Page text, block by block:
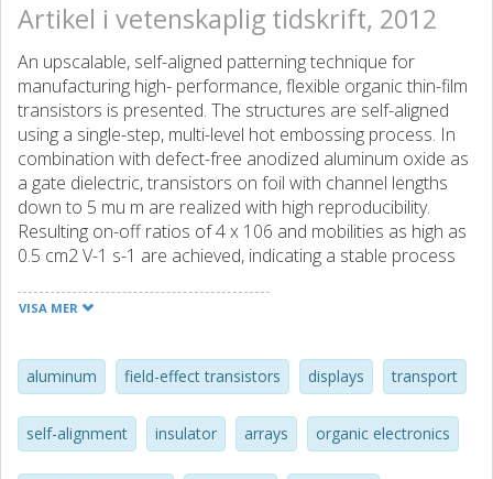
Artikel i vetenskaplig tidskrift, 2012
An upscalable, self-aligned patterning technique for
manufacturing high- performance, flexible organic thin-film
transistors is presented. The structures are self-aligned
using a single-step, multi-level hot embossing process. In
combination with defect-free anodized aluminum oxide as
a gate dielectric, transistors on foil with channel lengths
down to 5 mu m are realized with high reproducibility.
Resulting on-off ratios of 4 x 106 and mobilities as high as
0.5 cm2 V-1 s-1 are achieved, indicating a stable process
smaller structures.
VISA MER
aluminum field-effect transistors displays transport
self-alignment insulator arrays organic electronics